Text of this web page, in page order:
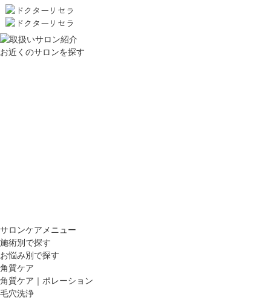
お近くのサロンを探す
サロンケアメニュー
施術別で探す
お悩み別で探す
角質ケア
角質ケア｜ポレーション
毛穴洗浄